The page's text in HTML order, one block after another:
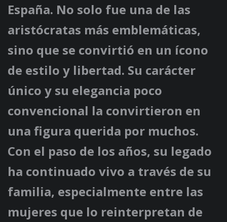
España. No solo fue una de las
aristócratas más emblemáticas,
sino que se convirtió en un ícono
de estilo y libertad. Su carácter
único y su elegancia poco
convencional la convirtieron en
una figura querida por muchos.
Con el paso de los años, su legado
ha continuado vivo a través de su
familia, especialmente entre las
mujeres que lo reinterpretan de